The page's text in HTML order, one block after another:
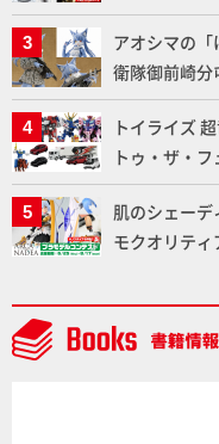
りに!!【試し
アオシマの
衛隊御前崎分
た「おまね
通常版の2ラ
トイライズ
トゥ・ザ・
ラトミーの
NEWITEM】
肌のシェー
モクオリテ
デルコンテ
中】